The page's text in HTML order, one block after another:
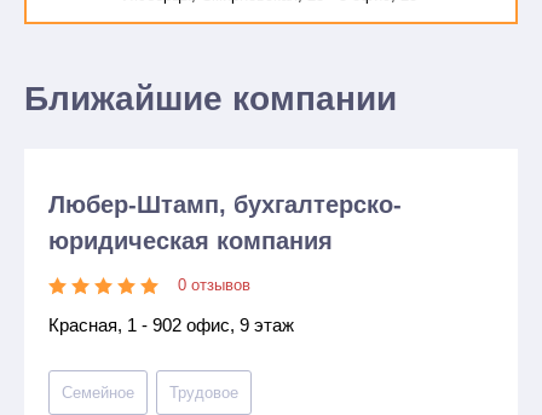
Ближайшие компании
Любер-Штамп, бухгалтерско-
юридическая компания
0 отзывов
Красная, 1 - 902 офис, 9 этаж
Семейное Трудовое